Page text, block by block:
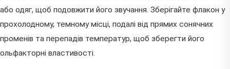
або одяг, щоб подовжити його звучання. Зберігайте флакон у
прохолодному, темному місці, подалі від прямих сонячних
променів та перепадів температур, щоб зберегти його
ольфакторні властивості.